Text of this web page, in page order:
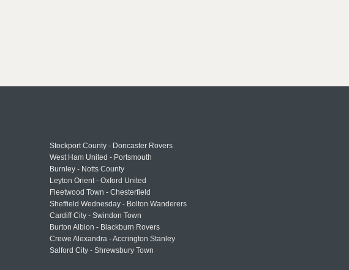
Stockport County - Doncaster Rovers
West Ham United - Portsmouth
Burnley - Notts County
Leyton Orient - Oxford United
Fleetwood Town - Chesterfield
Sheffield Wednesday - Bolton Wanderers
Cardiff City - Swindon Town
Burton Albion - Blackburn Rovers
Crewe Alexandra - Accrington Stanley
Salford City - Shrewsbury Town